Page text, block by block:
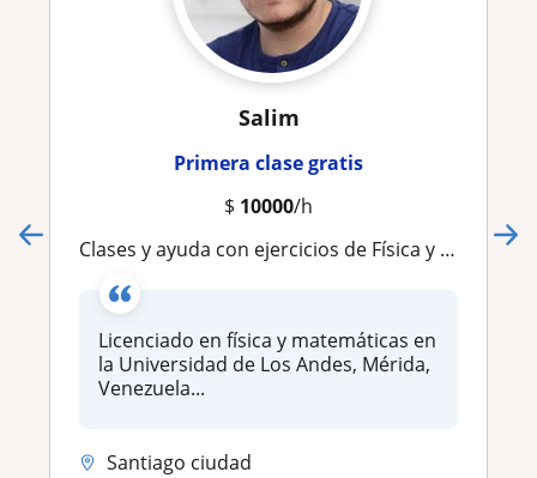
Salim
Primera clase gratis
$ 10000/h
Clases y ayuda con ejercicios de Física y Matemática universitaria e inferior
Licenciado en física y matemáticas en
la Universidad de Los Andes, Mérida,
Venezuela...
Santiago ciudad